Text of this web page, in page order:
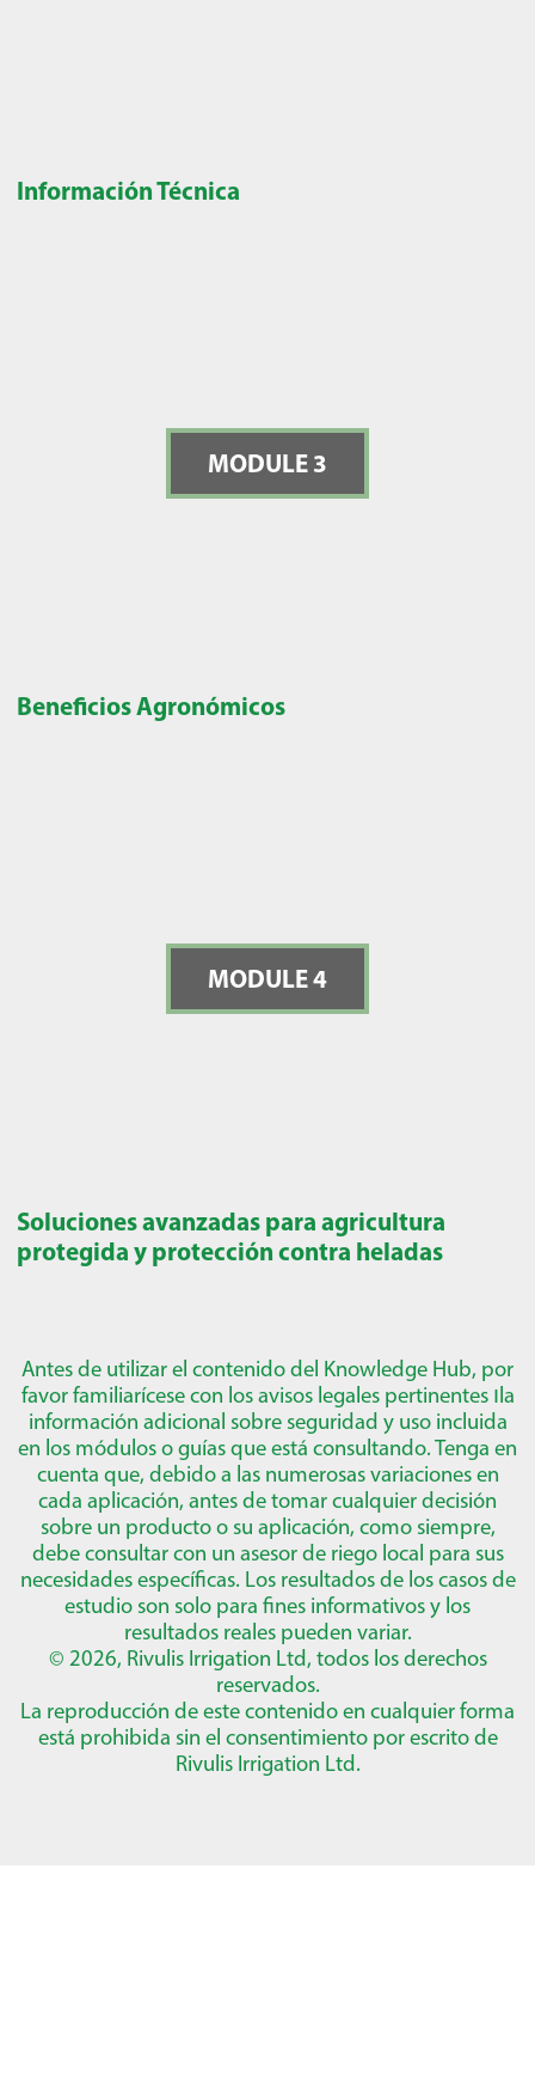
Información Técnica
MODULE 3
Beneficios Agronómicos
MODULE 4
Soluciones avanzadas para agricultura
protegida y protección contra heladas
Antes de utilizar el contenido del Knowledge Hub, por
favor familiarícese con los avisos legales pertinentes וla
información adicional sobre seguridad y uso incluida
en los módulos o guías que está consultando. Tenga en
cuenta que, debido a las numerosas variaciones en
cada aplicación, antes de tomar cualquier decisión
sobre un producto o su aplicación, como siempre,
debe consultar con un asesor de riego local para sus
necesidades específicas. Los resultados de los casos de
estudio son solo para fines informativos y los
resultados reales pueden variar.
© 2026, Rivulis Irrigation Ltd, todos los derechos
reservados.
La reproducción de este contenido en cualquier forma
está prohibida sin el consentimiento por escrito de
Rivulis Irrigation Ltd.